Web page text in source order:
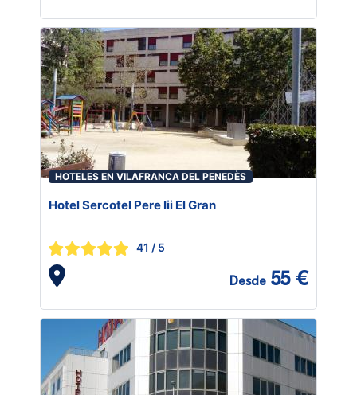
HOTELES EN VILAFRANCA DEL PENEDÈS
Hotel Sercotel Pere Iii El Gran
41 / 5
Desde 55 €